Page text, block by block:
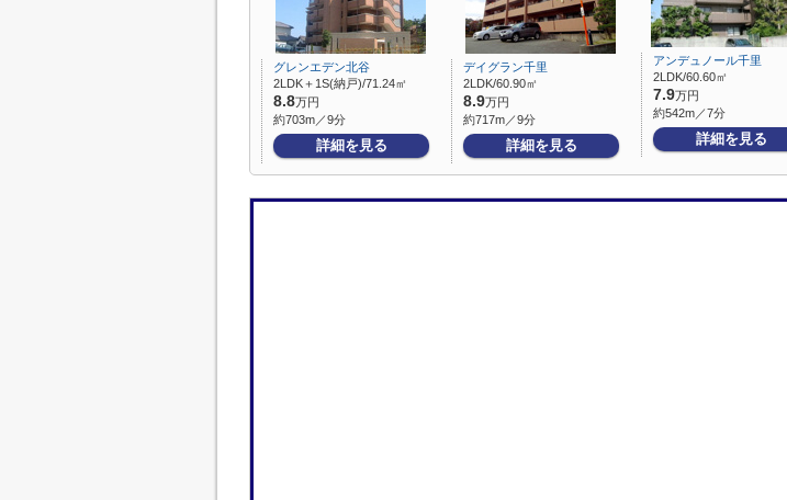
グレンエデン北谷
2LDK＋1S(納戸)/71.24㎡
8.8万円
約703m／9分
詳細を見る
デイグラン千里
2LDK/60.90㎡
8.9万円
約717m／9分
詳細を見る
アンデュノール千里
2LDK/60.60㎡
7.9万円
約542m／7分
詳細を見る